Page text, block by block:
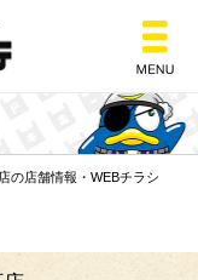
総合ディスカウント
の店舗情報・WEBチラシ